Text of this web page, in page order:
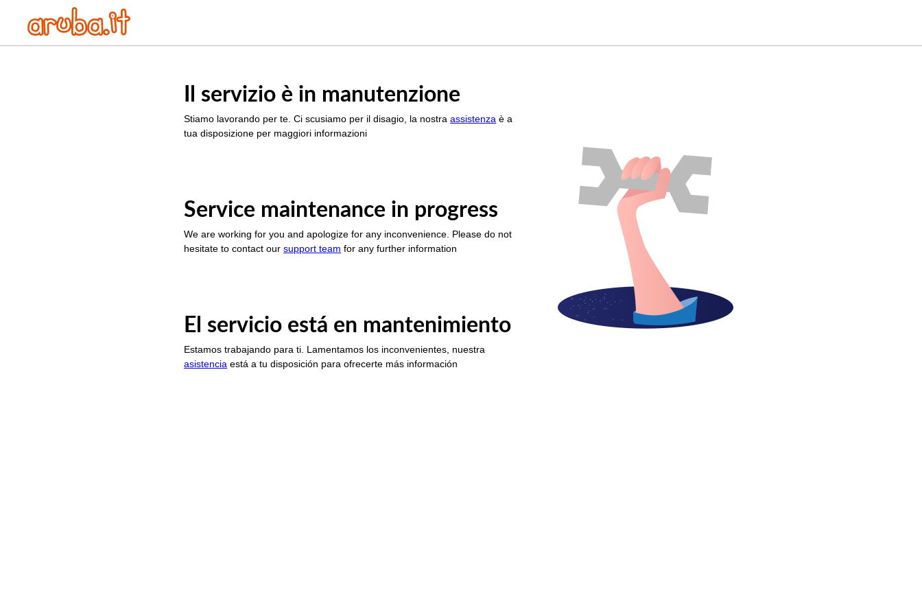
Il servizio è in manutenzione
Stiamo lavorando per te. Ci scusiamo per il disagio, la nostraassistenza è a
tua disposizione per maggiori informazioni
Service maintenance in progress
We are working for you and apologize for any inconvenience. Please do not
hesitate to contact oursupport team for any further information
El servicio está en mantenimiento
Estamos trabajando para ti. Lamentamos los inconvenientes, nuestra
asistencia está a tu disposición para ofrecerte más información